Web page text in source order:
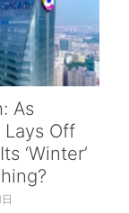
As
Off
‘Winter’